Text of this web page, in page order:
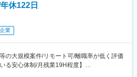
休122日
業
の大規模案件/リモート可/離職率が低く評価
る安心体制/月残業19H程度】